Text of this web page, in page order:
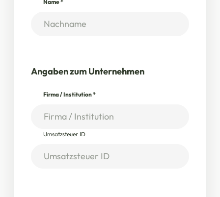
Name*
Angaben zum Unternehmen
Firma / Institution*
Umsatzsteuer ID